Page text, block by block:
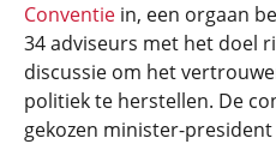
Conventie in, een orgaan
34 adviseurs met het doel
discussie om het
politiek te herstellen. De
gekozen minister-